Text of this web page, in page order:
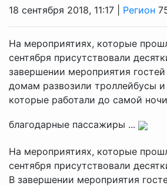
18 сентября 2018, 11:17 | Регион
На мероприятиях, которые
сентября присутствовали
завершении мероприятия
домам развозили троллейбусы и
которые работали до самой
благодарные пассажиры ...
На мероприятиях, которые
сентября присутствовали
В завершении мероприятия